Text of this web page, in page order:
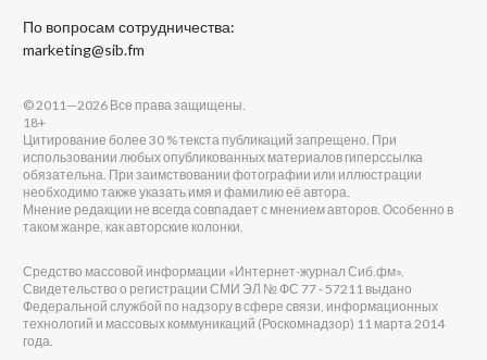
По вопросам сотрудничества:
marketing@sib.fm
© 2011—2026 Все права защищены.
18+
Цитирование более 30 % текста публикаций запрещено. При
использовании любых опубликованных материалов гиперссылка
обязательна. При заимствовании фотографии или иллюстрации
необходимо также указать имя и фамилию её автора.
Мнение редакции не всегда совпадает с мнением авторов. Особенно в
таком жанре, как авторские колонки.
Средство массовой информации «Интернет-журнал Сиб.фм».
Свидетельство о регистрации СМИ ЭЛ № ФС 77 - 57211 выдано
Федеральной службой по надзору в сфере связи, информационных
технологий и массовых коммуникаций (Роскомнадзор) 11 марта 2014
года.